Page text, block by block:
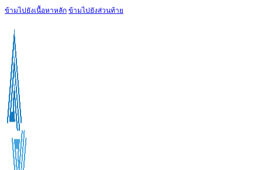
ข้ามไปยังเนื้อหาหลัก ข้ามไปยังส่วนท้าย